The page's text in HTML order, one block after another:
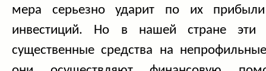
мера серьезно ударит по их
инвестиций. Но в нашей стране эти
существенные средства на